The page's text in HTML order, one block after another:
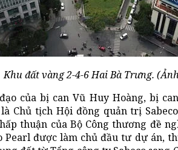
Khu đất vàng 2-4-6 Hai Bà Trưng.
của bị can Vũ Huy Hoàng, bị
Chủ tịch Hội đồng quản trị
thuận của Bộ Công thương đề
Pearl được làm chủ đầu tư dự án,